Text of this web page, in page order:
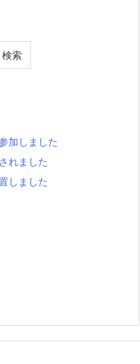
検索
加しました
れました
しました